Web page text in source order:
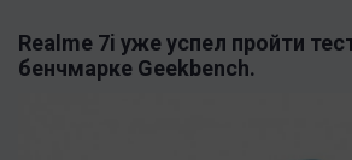
Realme 7i уже успел пройти
бенчмарке Geekbench.